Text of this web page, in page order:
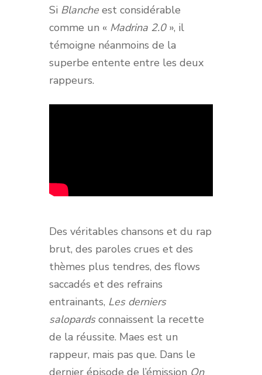
Si Blanche est considérable
comme un « Madrina 2.0», il
témoigne néanmoins de la
superbe entente entre les deux
rappeurs.
Des véritables chansons et du rap
brut, des paroles crues et des
thèmes plus tendres, des flows
saccadés et des refrains
entrainants, Les derniers
salopardsconnaissent la recette
de la réussite. Maes est un
rappeur, mais pas que. Dans le
dernier épisode de l’émission On